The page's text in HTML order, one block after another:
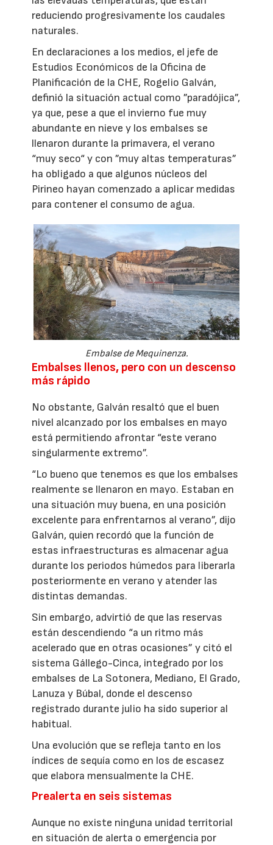
reduciendo progresivamente los caudales
naturales.
En declaraciones a los medios, el jefe de
Estudios Económicos de la Oficina de
Planificación de la CHE, Rogelio Galván,
definió la situación actual como ”paradójica”,
ya que, pese a que el invierno fue muy
abundante en nieve y los embalses se
llenaron durante la primavera, el verano
“muy seco“ y con ”muy altas temperaturas”
ha obligado a que algunos núcleos del
Pirineo hayan comenzado a aplicar medidas
para contener el consumo de agua.
Embalse de Mequinenza.
Embalses llenos, pero con un descenso
más rápido
No obstante, Galván resaltó que el buen
nivel alcanzado por los embalses en mayo
está permitiendo afrontar “este verano
singularmente extremo”.
“Lo bueno que tenemos es que los embalses
realmente se llenaron en mayo. Estaban en
una situación muy buena, en una posición
excelente para enfrentarnos al verano”, dijo
Galván, quien recordó que la función de
estas infraestructuras es almacenar agua
durante los periodos húmedos para liberarla
posteriormente en verano y atender las
distintas demandas.
Sin embargo, advirtió de que las reservas
están descendiendo “a un ritmo más
acelerado que en otras ocasiones” y citó el
sistema Gállego-Cinca, integrado por los
embalses de La Sotonera, Mediano, El Grado,
Lanuza y Búbal, donde el descenso
registrado durante julio ha sido superior al
habitual.
Una evolución que se refleja tanto en los
índices de sequía como en los de escasez
que elabora mensualmente la CHE.
Prealerta en seis sistemas
Aunque no existe ninguna unidad territorial
en situación de alerta o emergencia por